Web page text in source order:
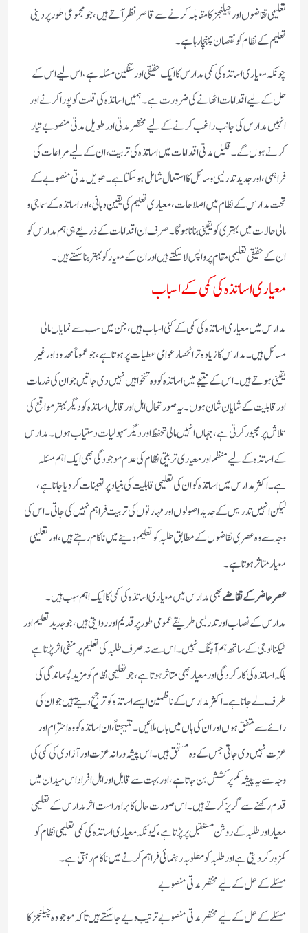
تعلیمی تقاضوں اور چیلنجز کا مقابلہ کرنے سے قاصر نظر آتے ہیں، جو مجموعی طور پر دینی
تعلیم کے نظام کو نقصان پہنچا رہا ہے۔
چونکہ معیاری اساتذہ کی کمی مدارس کا ایک حقیقی اور سنگین مسئلہ ہے، اس لیے اس کے
حل کے لیے اقدامات اٹھانے کی ضرورت ہے۔ ہمیں اساتذہ کی قلت کو پورا کرنے اور
انہیں مدارس کی جانب راغب کرنے کے لیے مختصر مدتی اور طویل مدتی منصوبے تیار
کرنے ہوں گے۔ قلیل مدتی اقدامات میں اساتذہ کی تربیت، ان کے لیے مراعات کی
فراہمی، اور جدید تدریسی وسائل کا استعمال شامل ہو سکتا ہے۔ طویل مدتی منصوبے کے
تحت مدارس کے نظام میں اصلاحات، معیاری تعلیم کی یقین دہانی، اور اساتذہ کے سماجی و
مالی حالات میں بہتری کو یقینی بنانا ہوگا۔ صرف ان اقدامات کے ذریعے ہی ہم مدارس کو
ان کے حقیقی تعلیمی مقام پر واپس لا سکتے ہیں اور ان کے معیار کو بہتر بنا سکتے ہیں۔
معیاری اساتذہ کی کمی کے اسباب
مدارس میں معیاری اساتذہ کی کمی کے کئی اسباب ہیں، جن میں سب سے نمایاں مالی
مسائل ہیں۔ مدارس کا زیادہ تر انحصار عوامی عطیات پر ہوتا ہے، جو عموماً محدود اور غیر
یقینی ہوتے ہیں۔ اس کے نتیجے میں اساتذہ کو وہ تنخواہیں نہیں دی جاتیں جو ان کی خدمات
اور قابلیت کے شایان شان ہوں۔ یہ صورتحال اہل اور قابل اساتذہ کو دیگر بہتر مواقع کی
تلاش پر مجبور کرتی ہے، جہاں انہیں مالی تحفظ اور دیگر سہولیات دستیاب ہوں۔ مدارس
کے اساتذہ کے لیے منظم اور معیاری تربیتی نظام کی عدم موجودگی بھی ایک اہم مسئلہ
ہے۔ اکثر مدارس میں اساتذہ کو ان کی تعلیمی قابلیت کی بنیاد پر تعینات کر دیا جاتا ہے،
لیکن انہیں تدریس کے جدید اصولوں اور مہارتوں کی تربیت فراہم نہیں کی جاتی۔ اس کی
وجہ سے وہ عصری تقاضوں کے مطابق طلبہ کو تعلیم دینے میں ناکام رہتے ہیں، اور تعلیمی
معیار متاثر ہوتا ہے۔
عصر حاضر کے تقاضےبھی مدارس میں معیاری اساتذہ کی کمی کا ایک اہم سبب ہیں۔
مدارس کے نصاب اور تدریسی طریقے عمومی طور پر قدیم اور روایتی ہیں، جو جدید تعلیم اور
ٹیکنالوجی کے ساتھ ہم آہنگ نہیں۔ اس سے نہ صرف طلبہ کی تعلیم پر منفی اثر پڑتا ہے
بلکہ اساتذہ کی کارکردگی اور معیار بھی متاثر ہوتا ہے، جو تعلیمی نظام کو مزید پسماندگی کی
طرف لے جاتا ہے۔ اکثر مدارس کے ناظمین ایسے اساتذہ کو ترجیح دیتے ہیں جو ان کی
رائے سے متفق ہوں اور ان کی ہاں میں ہاں ملائیں۔ نتیجتاً، ان اساتذہ کو وہ احترام اور
عزت نہیں دی جاتی جس کے وہ مستحق ہیں۔ اس پیشہ ورانہ عزت اور آزادی کی کمی کی
وجہ سے یہ پیشہ کم پرکشش بن جاتا ہے، اور بہت سے قابل اور اہل افراد اس میدان میں
قدم رکھنے سے گریز کرتے ہیں۔ اس صورت حال کا براہ راست اثر مدارس کے تعلیمی
معیار اور طلبہ کے روشن مستقبل پر پڑتا ہے، کیونکہ معیاری اساتذہ کی کمی تعلیمی نظام کو
کمزور کر دیتی ہے اور طلبہ کو مطلوبہ رہنمائی فراہم کرنے میں ناکام رہتی ہے۔
مسئلے کے حل کے لیے مختصر مدتی منصوبے
مسئلے کے حل کے لیے مختصر مدتی منصوبے ترتیب دیے جا سکتے ہیں تاکہ موجودہ چیلنجز کا